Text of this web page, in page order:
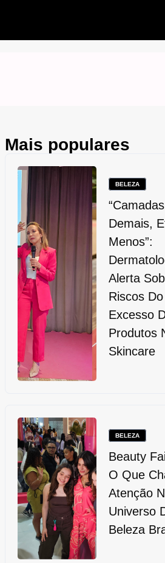
Mais populares
BELEZA
“Camadas
Demais,
Menos”:
Alerta
Riscos Do
Excesso
Produtos
Skincare
BELEZA
Beauty
O Que
Atenção
Universo
Beleza